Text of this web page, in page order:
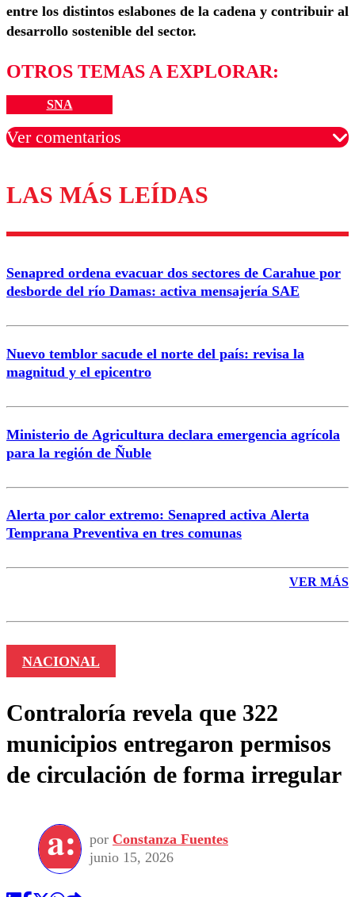
entre los distintos eslabones de la cadena y contribuir al
desarrollo sostenible del sector.
OTROS TEMAS A EXPLORAR:
SNA
Ver comentarios
Los comentarios son moderados para garantizar un
diálogo respetuoso.
Correo
LAS MÁS LEÍDAS
Senapred ordena evacuar dos sectores de Carahue por
desborde del río Damas: activa mensajería SAE
Nuevo temblor sacude el norte del país: revisa la
magnitud y el epicentro
Ministerio de Agricultura declara emergencia agrícola
para la región de Ñuble
Alerta por calor extremo: Senapred activa Alerta
Temprana Preventiva en tres comunas
VER MÁS
NACIONAL
Contraloría revela que 322
municipios entregaron permisos
de circulación de forma irregular
por Constanza Fuentes
junio 15, 2026